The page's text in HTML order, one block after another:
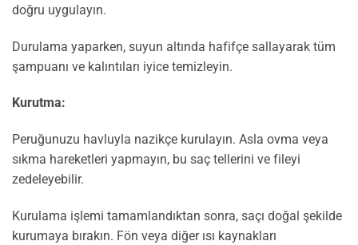
doğru uygulayın.
Durulama yaparken, suyun altında hafifçe sallayarak tüm
şampuanı ve kalıntıları iyice temizleyin.
Kurutma:
Peruğunuzu havluyla nazikçe kurulayın. Asla ovma veya
sıkma hareketleri yapmayın, bu saç tellerini ve fileyi
zedeleyebilir.
Kurulama işlemi tamamlandıktan sonra, saçı doğal şekilde
kurumaya bırakın. Fön veya diğer ısı kaynakları